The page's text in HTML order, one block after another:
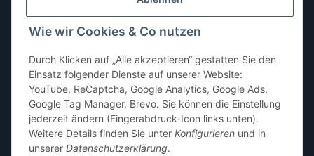
Wie wir Cookies & Co nutzen
Durch Klicken auf „Alle akzeptieren“ gestatten Sie den
Einsatz folgender Dienste auf unserer Website:
YouTube, ReCaptcha, Google Analytics, Google Ads,
Google Tag Manager, Brevo. Sie können die Einstellung
jederzeit ändern (Fingerabdruck-Icon links unten).
Weitere Details finden Sie unter Konfigurieren und in
unserer Datenschutzerklärung.
Sonntag: geschlossen